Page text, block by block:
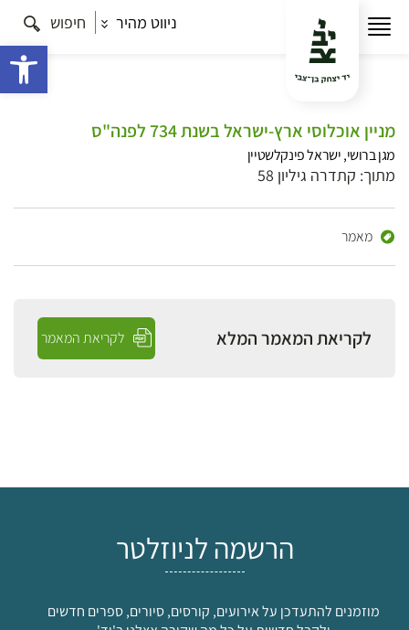
ניווט מהיר חיפוש
מניין אוכלוסי ארץ-ישראל בשנת 734 לפנה"ס
מגן ברושי, ישראל פינקלשטיין
מתוך: קתדרה גיליון 58
מאמר
לקריאת המאמר המלא לקריאת המאמר
הרשמה לניוזלטר
מוזמנים להתעדכן על אירועים, קורסים, סיורים, ספרים חדשים